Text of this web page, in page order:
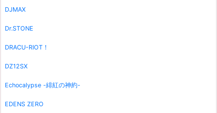
DJMAX
Dr.STONE
DRACU-RIOT！
DZ12SX
Echocalypse -緋紅の神約-
EDENS ZERO